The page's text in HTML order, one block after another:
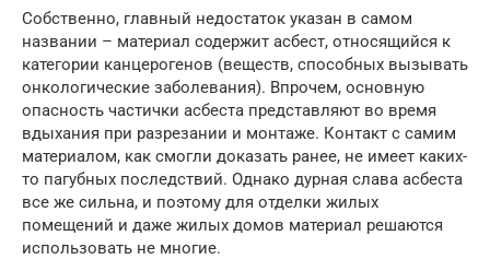
Собственно, главный недостаток указан в самом
названии – материал содержит асбест, относящийся к
категории канцерогенов (веществ, способных вызывать
онкологические заболевания). Впрочем, основную
опасность частички асбеста представляют во время
вдыхания при разрезании и монтаже. Контакт с самим
материалом, как смогли доказать ранее, не имеет каких-
то пагубных последствий. Однако дурная слава асбеста
все же сильна, и поэтому для отделки жилых
помещений и даже жилых домов материал решаются
использовать не многие.